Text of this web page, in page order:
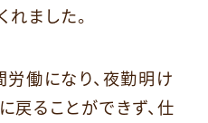
れました。
働になり、夜勤明け
ることができず、仕